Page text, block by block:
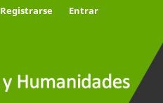
Registrarse Entrar